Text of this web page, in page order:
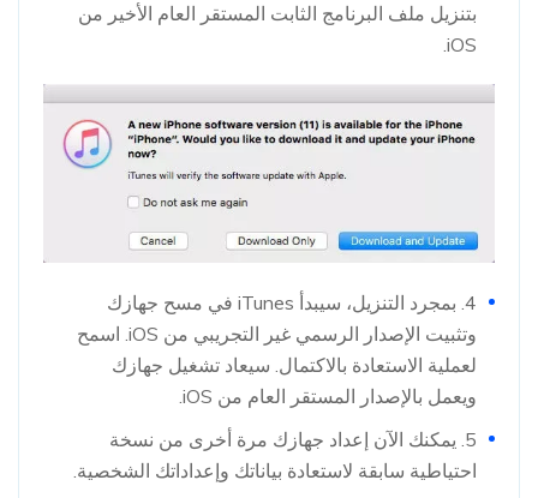
بتنزيل ملف البرنامج الثابت المستقر العام الأخير من
iOS.
4. بمجرد التنزيل، سيبدأ iTunes في مسح جهازك
وتثبيت الإصدار الرسمي غير التجريبي من iOS. اسمح
لعملية الاستعادة بالاكتمال. سيعاد تشغيل جهازك
ويعمل بالإصدار المستقر العام من iOS.
5. يمكنك الآن إعداد جهازك مرة أخرى من نسخة
احتياطية سابقة لاستعادة بياناتك وإعداداتك الشخصية.